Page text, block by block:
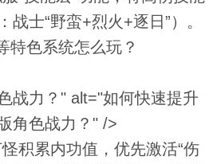
战士“野蛮+烈火+逐日”）。
特色系统怎么玩？
战力？" alt="如何快速提升
角色战力？" />
积累内功值，优先激活“伤